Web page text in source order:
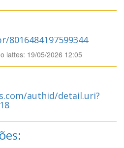
lattes: 19/05/2026 12:05
authid/detail.uri?